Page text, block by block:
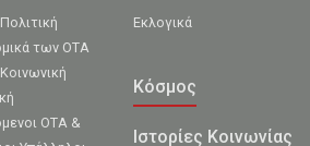
των ΟΤΑ
ΟΤΑ &
Εκλογικά
Κόσμος
Ιστορίες Κοινωνίας